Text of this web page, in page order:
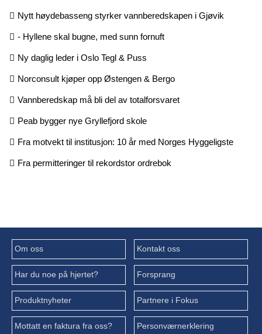
Nytt høydebasseng styrker vannberedskapen i Gjøvik
- Hyllene skal bugne, med sunn fornuft
Ny daglig leder i Oslo Tegl & Puss
Norconsult kjøper opp Østengen & Bergo
Vannberedskap må bli del av totalforsvaret
Peab bygger nye Gryllefjord skole
Fra motvekt til institusjon: 10 år med Norges Hyggeligste
Fra permitteringer til rekordstor ordrebok
Om oss Kontakt oss
Har du noe på hjertet? Forsprang
Produktnyheter Partnere i Fokus
Mottatt en faktura fra oss? Personværnerklering